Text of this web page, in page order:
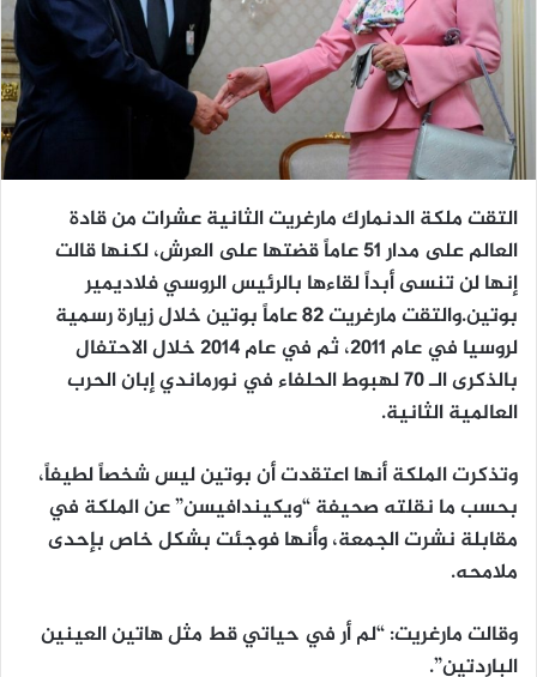
التقت ملكة الدنمارك مارغريت الثانية عشرات من قادة
العالم على مدار 51 عاماً قضتها على العرش، لكنها قالت
إنها لن تنسى أبداً لقاءها بالرئيس الروسي فلاديمير
بوتين.والتقت مارغريت 82 عاماً بوتين خلال زيارة رسمية
لروسيا في عام 2011، ثم في عام 2014 خلال الاحتفال
بالذكرى الـ 70 لهبوط الحلفاء في نورماندي إبان الحرب
العالمية الثانية.
وتذكرت الملكة أنها اعتقدت أن بوتين ليس شخصاً لطيفاً،
بحسب ما نقلته صحيفة “ويكيندافيسن” عن الملكة في
مقابلة نشرت الجمعة، وأنها فوجئت بشكل خاص بإحدى
ملامحه.
وقالت مارغريت: “لم أر في حياتي قط مثل هاتين العينين
الباردتين”.